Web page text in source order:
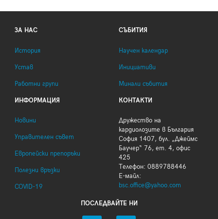
ЗА НАС
История
Устав
Работни групи
СЪБИТИЯ
Научен календар
Инициативи
Минали събития
ИНФОРМАЦИЯ
Новини
Управителен съвет
Европейски препоръки
Полезни връзки
COVID-19
КОНТАКТИ
Дружество на
кардиолозите в България
София 1407, бул. „Джеймс
Баучер“ 76, ет. 4, офис
425
Телефон: 0889788446
Е-майл:
bsc.office@yahoo.com
ПОСЛЕДВАЙТЕ НИ